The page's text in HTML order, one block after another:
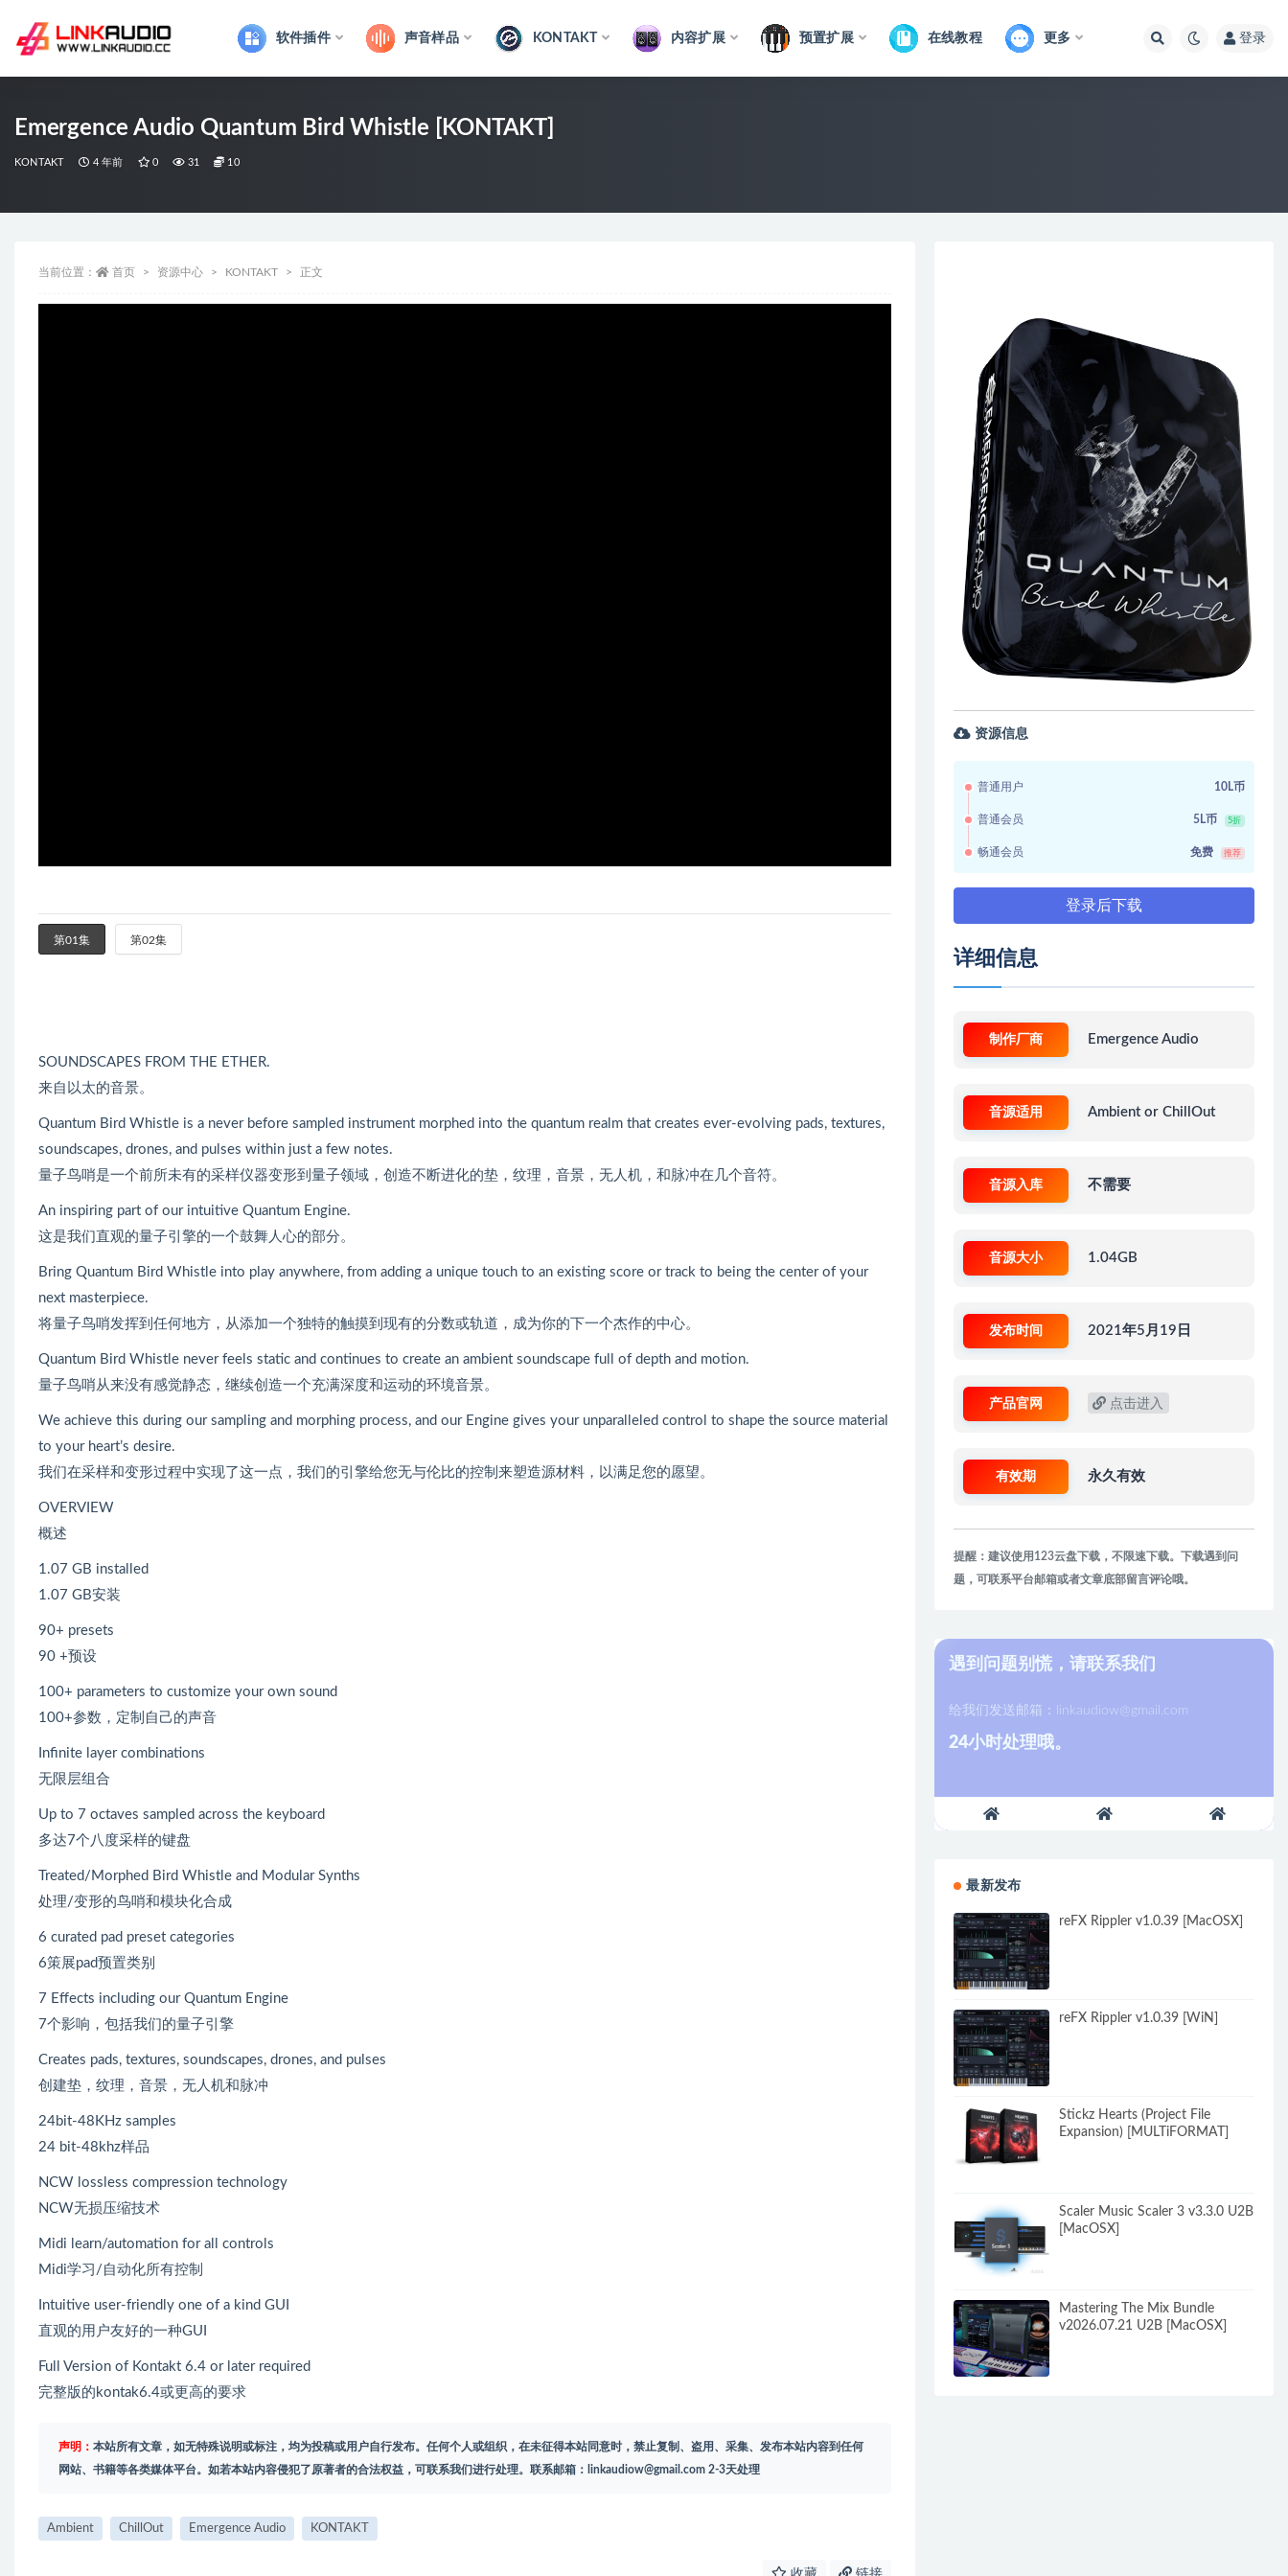
软件插件 声音样品 KONTAKT 内容扩展 预置扩展 在线教程 更多 登录
Emergence Audio Quantum Bird Whistle [KONTAKT]
KONTAKT 4 年前 0 31 10
当前位置： 首页 资源中心 KONTAKT 正文
第01集 第02集
SOUNDSCAPES FROM THE ETHER.
来自以太的音景。
Quantum Bird Whistle is a never before sampled instrument morphed into the quantum realm that creates ever-evolving pads, textures,
soundscapes, drones, and pulses within just a few notes.
量子鸟哨是一个前所未有的采样仪器变形到量子领域，创造不断进化的垫，纹理，音景，无人机，和脉冲在几个音符。
An inspiring part of our intuitive Quantum Engine.
这是我们直观的量子引擎的一个鼓舞人心的部分。
Bring Quantum Bird Whistle into play anywhere, from adding a unique touch to an existing score or track to being the center of your
next masterpiece.
将量子鸟哨发挥到任何地方，从添加一个独特的触摸到现有的分数或轨道，成为你的下一个杰作的中心。
Quantum Bird Whistle never feels static and continues to create an ambient soundscape full of depth and motion.
量子鸟哨从来没有感觉静态，继续创造一个充满深度和运动的环境音景。
We achieve this during our sampling and morphing process, and our Engine gives your unparalleled control to shape the source material
to your heart’s desire.
我们在采样和变形过程中实现了这一点，我们的引擎给您无与伦比的控制来塑造源材料，以满足您的愿望。
OVERVIEW
概述
1.07 GB installed
1.07 GB安装
90+ presets
90 +预设
100+ parameters to customize your own sound
100+参数，定制自己的声音
Infinite layer combinations
无限层组合
Up to 7 octaves sampled across the keyboard
多达7个八度采样的键盘
Treated/Morphed Bird Whistle and Modular Synths
处理/变形的鸟哨和模块化合成
6 curated pad preset categories
6策展pad预置类别
7 Effects including our Quantum Engine
7个影响，包括我们的量子引擎
Creates pads, textures, soundscapes, drones, and pulses
创建垫，纹理，音景，无人机和脉冲
24bit-48KHz samples
24 bit-48khz样品
NCW lossless compression technology
NCW无损压缩技术
Midi learn/automation for all controls
Midi学习/自动化所有控制
Intuitive user-friendly one of a kind GUI
直观的用户友好的一种GUI
Full Version of Kontakt 6.4 or later required
完整版的kontak6.4或更高的要求
声明： 本站所有文章，如无特殊说明或标注，均为投稿或用户自行发布。任何个人或组织，在未征得本站同意时，禁止复制、盗用、采集、发布本站内容到任何
网站、书籍等各类媒体平台。如若本站内容侵犯了原著者的合法权益，可联系我们进行处理。联系邮箱： linkaudiow@gmail.com 2-3天处理
Ambient ChillOut Emergence Audio KONTAKT
资源信息
普通用户 10L币
普通会员 5L币 5折
畅通会员 免费 推荐
登录后下载
详细信息
制作厂商 Emergence Audio
音源适用 Ambient or ChillOut
音源入库 不需要
音源大小 1.04GB
发布时间 2021年5月19日
产品官网 点击进入
有效期 永久有效
提醒：建议使用123云盘下载，不限速下载。下载遇到问
题，可联系平台邮箱或者文章底部留言评论哦。
遇到问题别慌，请联系我们
给我们发送邮箱： linkaudiow@gmail.com
24小时处理哦。
最新发布
reFX Rippler v1.0.39 [MacOSX]
reFX Rippler v1.0.39 [WiN]
Stickz Hearts (Project File
Expansion) [MULTiFORMAT]
Scaler Music Scaler 3 v3.3.0 U2B
[MacOSX]
Mastering The Mix Bundle
v2026.07.21 U2B [MacOSX]
全部